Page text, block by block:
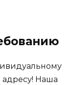
адресу! Наша